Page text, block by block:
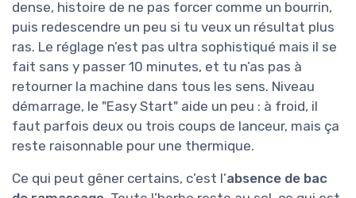
session d’une heure, tu sens quand même que
tu as tenu quelque chose de costaud. Le poids
de 27 kg se sent surtout quand tu manœuvres
à l’arrêt ou que tu dois la tirer en arrière. En
ligne droite, une fois lancée, ça va, mais dans
les petits espaces ou autour des arbres, c’est
moins pratique qu’une petite tondeuse légère.
On est plus sur un outil pour grandes zones
des massifs.
SCHEPPACH
Tondeuse débroussailleuse à Gazon à
Essence WMP161-56 - 800 m²/h -
Largeur de Coupe 56 cm - 4,1 CV / 3 KW
- Hauteur réglable 40-95 mm - avec 10
Fils de Rechange